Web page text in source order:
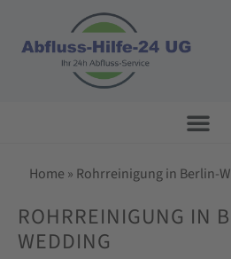
Home » Rohrreinigung in Berlin-
ROHRREINIGUNG IN
WEDDING